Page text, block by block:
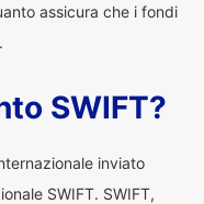
assicura che i fondi
SWIFT?
inviato
SWIFT. SWIFT,